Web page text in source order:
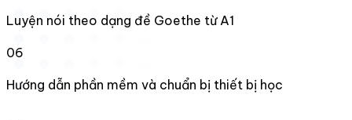
Luyện nói theo dạng đề Goethe từ A1
06
Hướng dẫn phần mềm và chuẩn bị thiết bị học